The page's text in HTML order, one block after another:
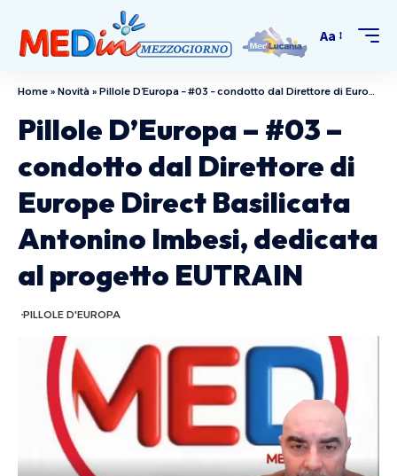
Aa
Home » Novità » Pillole D’Europa – #03 – condotto dal Direttore di Europe Direct Basilicata Antonino Imbesi, dedicata al progetto EUTRAIN
Pillole D’Europa – #03 –
condotto dal Direttore di
Europe Direct Basilicata
Antonino Imbesi, dedicata
al progetto EUTRAIN
PILLOLE D'EUROPA